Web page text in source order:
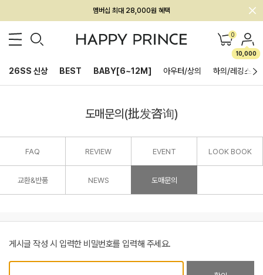
멤버십 최대 28,000원 혜택
0
10,000
26SS 신상 BEST BABY[6~12M] 아우터/상의 하의/레깅스
도매문의(批发咨询)
FAQ REVIEW EVENT LOOK BOOK
교환&반품 NEWS 도매문의
게시글 작성 시 입력한 비밀번호를 입력해 주세요.